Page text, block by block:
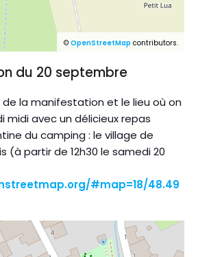
© OpenStreetMap contributors.
du 20 septembre
la manifestation et le lieu où on
midi avec un délicieux repas
du camping : le village de
(à partir de 12h30 le samedi 20
#map=18/48.49